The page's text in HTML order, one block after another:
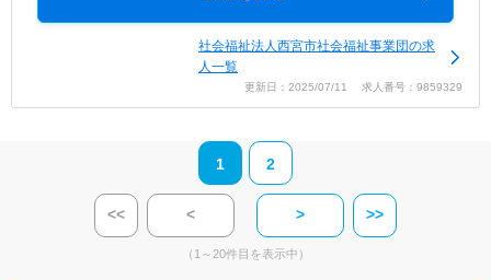
社会福祉法人西宮市社会福祉事業団の求
人一覧
更新日：2025/07/11 求人番号：9859329
1 2
<< < > >>
（1～20件目を表示中）